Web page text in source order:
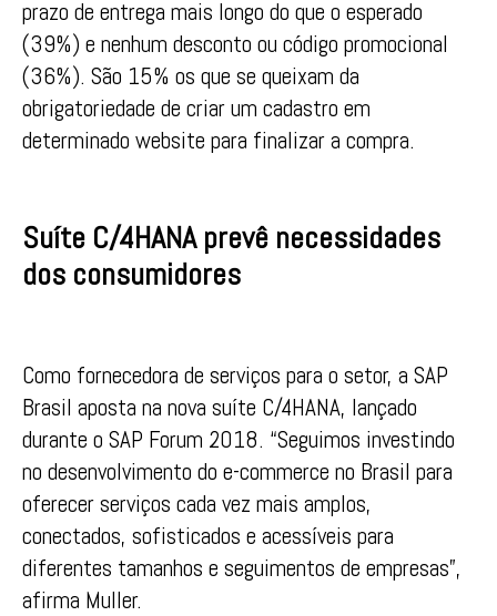
prazo de entrega mais longo do que o esperado
(39%) e nenhum desconto ou código promocional
(36%). São 15% os que se queixam da
obrigatoriedade de criar um cadastro em
determinado website para finalizar a compra.
Suíte C/4HANA prevê necessidades
dos consumidores
Como fornecedora de serviços para o setor, a SAP
Brasil aposta na nova suíte C/4HANA, lançado
durante o SAP Forum 2018. “Seguimos investindo
no desenvolvimento do e-commerce no Brasil para
oferecer serviços cada vez mais amplos,
conectados, sofisticados e acessíveis para
diferentes tamanhos e seguimentos de empresas”,
afirma Muller.